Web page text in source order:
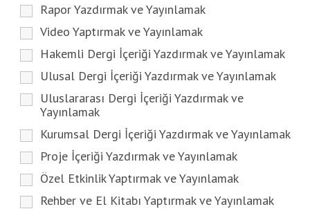
Rapor Yazdırmak ve Yayınlamak
Video Yaptırmak ve Yayınlamak
Hakemli Dergi İçeriği Yazdırmak ve Yayınlamak
Ulusal Dergi İçeriği Yazdırmak ve Yayınlamak
Uluslararası Dergi İçeriği Yazdırmak ve
Yayınlamak
Kurumsal Dergi İçeriği Yazdırmak ve Yayınlamak
Proje İçeriği Yazdırmak ve Yayınlamak
Özel Etkinlik Yaptırmak ve Yayınlamak
Rehber ve El Kitabı Yaptırmak ve Yayınlamak